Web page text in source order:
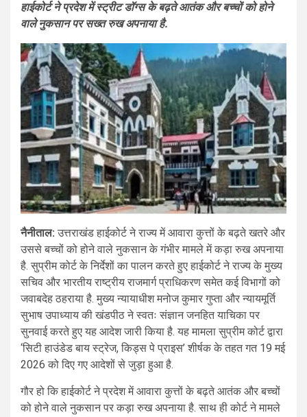
हाईकोर्ट ने प्रदेश में स्ट्रीट डॉग्स के बढ़ते आतंक और बच्चों को होने
वाले नुकसान पर सख्त रुख अपनाया है.
नैनीताल: उत्तराखंड हाईकोर्ट ने राज्य में आवारा कुत्तों के बढ़ते खतरे और
उससे बच्चों को होने वाले नुकसान के गंभीर मामले में कड़ा रुख अपनाया
है. सुप्रीम कोर्ट के निर्देशों का पालन करते हुए हाईकोर्ट ने राज्य के मुख्य
सचिव और भारतीय राष्ट्रीय राजमार्ग प्राधिकरण समेत कई विभागों को
जवाबदेह ठहराया है. मुख्य न्यायाधीश मनोज कुमार गुप्ता और न्यायमूर्ति
सुभाष उपाध्याय की खंडपीठ ने स्वतः संज्ञान जनहित याचिका पर
सुनवाई करते हुए यह आदेश जारी किया है. यह मामला सुप्रीम कोर्ट द्वारा
‘सिटी हाउंडेड बाय स्ट्रेज, किड्स पे प्राइस’ शीर्षक के तहत गत 19 मई
2026 को दिए गए आदेशों से जुड़ा हुआ है.
गौर हो कि हाईकोर्ट ने प्रदेश में आवारा कुत्तों के बढ़ते आतंक और बच्चों
को होने वाले नुकसान पर कड़ा रुख अपनाया है. साथ ही कोर्ट ने मामले